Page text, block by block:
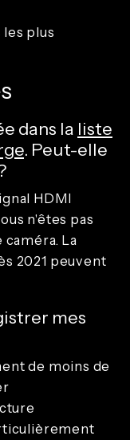
plus
dans la liste
. Peut-elle
HDMI
n'êtes pas
La
2021 peuvent
mes
de moins de